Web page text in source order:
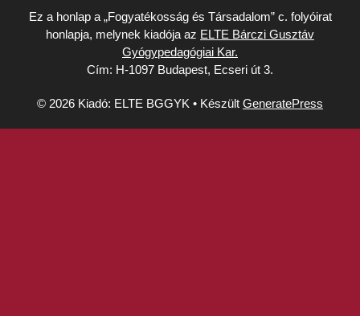
Ez a honlap a „Fogyatékosság és Társadalom” c. folyóirat
honlapja, melynek kiadója az ELTE Bárczi Gusztáv
Gyógypedagógiai Kar.
Cím: H-1097 Budapest, Ecseri út 3.
© 2026 Kiadó: ELTE BGGYK • Készült GeneratePress